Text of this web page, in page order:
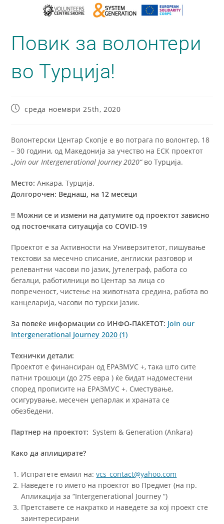
Повик за волонтери
во Турција!
среда ноември 25th, 2020
Волонтерски Центар Скопје е во потрага по волонтер, 18
– 30 години, од Македонија за учество на ЕСК проектот
„Join our Intergenerational Journey 2020“во Турција.
Место: Анкара, Турција.
Долгорочен: Веднаш, на 12 месеци
!! Можни се и измени на датумите од проектот зависно
од постоечката ситуација со COVID-19
Проектот е за Активности на Универзитетот, пишување
текстови за месечно списание, англиски разговор и
релевантни часови по јазик, Јутелеграф, работа со
бегалци, работилници во Центар за лица со
попреченост, чистење на животната средина, работа во
канцеларија, часови по турски јазик.
За повеќе информации co ИНФО-ПАКЕТОТ: Join our
Intergenerational Journey 2020 (1)
Технички детали:
Проектот е финансиран од ЕРАЗМУС +, така што сите
патни трошоци (до 275 евра ) ќе бидат надоместени
според прописите на ЕРАЗМУС +. Сместување,
осигурување, месечен џепарлак и храната се
обезбедени.
Партнер на проектот: System & Generation (Ankara)
Како да аплицирате?
Испратете емаил на:vcs_contact@yahoo.com
Наведете го името на проектот во Предмет (на пр.
Апликација за “Intergenerational Journey “)
Претставете се накратко и наведете за кој проект сте
заинтересирани